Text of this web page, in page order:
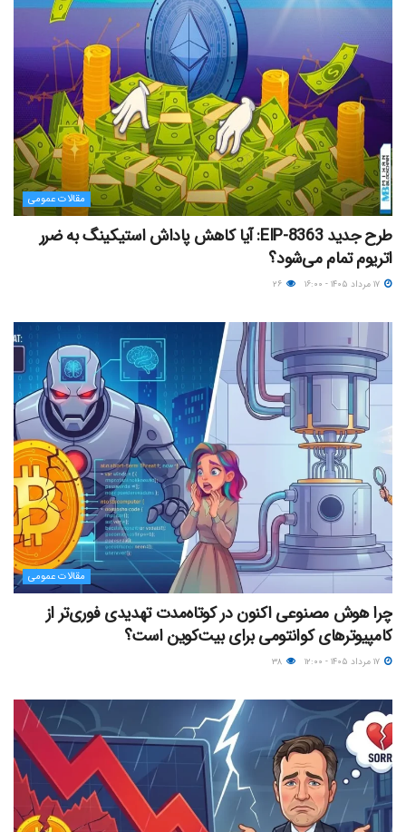
مقالات عمومی
طرح جدید EIP-8363: آیا کاهش پاداش استیکینگ به ضرر
اتریوم تمام می‌شود؟
مقالات عمومی
چرا هوش مصنوعی اکنون در کوتاه‌مدت تهدیدی فوری‌تر از
کامپیوترهای کوانتومی برای بیت‌کوین است؟